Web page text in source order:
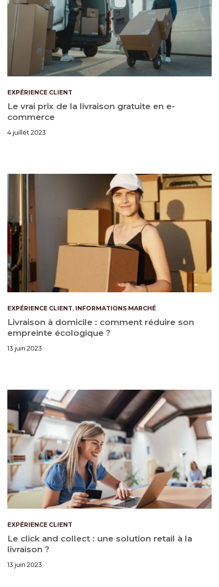
EXPÉRIENCE CLIENT
Le vrai prix de la livraison gratuite en e-
commerce
4 juillet 2023
EXPÉRIENCE CLIENT, INFORMATIONS MARCHÉ
Livraison à domicile : comment réduire son
empreinte écologique ?
13 juin 2023
EXPÉRIENCE CLIENT
Le click and collect : une solution retail à la
livraison ?
13 juin 2023